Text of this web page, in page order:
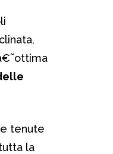
tenute
la